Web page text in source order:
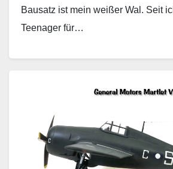
Bausatz ist mein weißer Wal. Seit
Teenager für…